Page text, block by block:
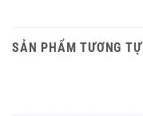
SẢN PHẨM TƯƠNG TỰ